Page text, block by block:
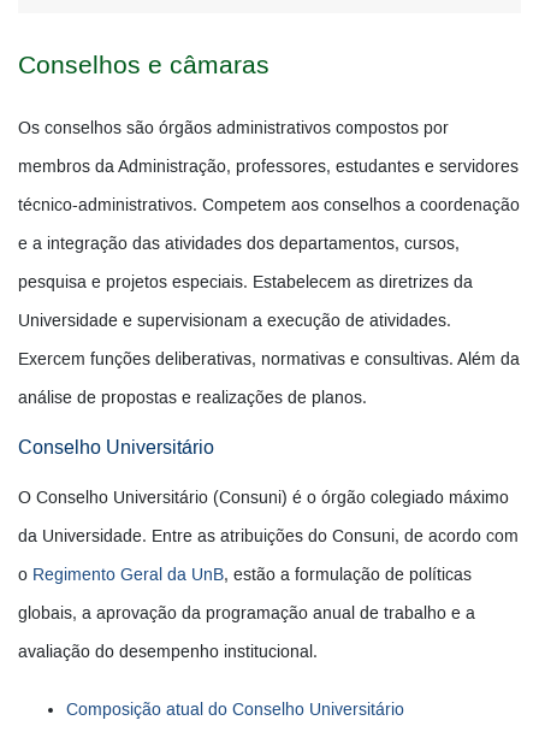
Conselhos e câmaras
Os conselhos são órgãos administrativos compostos por
membros da Administração, professores, estudantes e servidores
técnico-administrativos. Competem aos conselhos a coordenação
e a integração das atividades dos departamentos, cursos,
pesquisa e projetos especiais. Estabelecem as diretrizes da
Universidade e supervisionam a execução de atividades.
Exercem funções deliberativas, normativas e consultivas. Além da
análise de propostas e realizações de planos.
Conselho Universitário
O Conselho Universitário (Consuni) é o órgão colegiado máximo
da Universidade. Entre as atribuições do Consuni, de acordo com
o Regimento Geral da UnB, estão a formulação de políticas
globais, a aprovação da programação anual de trabalho e a
avaliação do desempenho institucional.
Composição atual do Conselho Universitário